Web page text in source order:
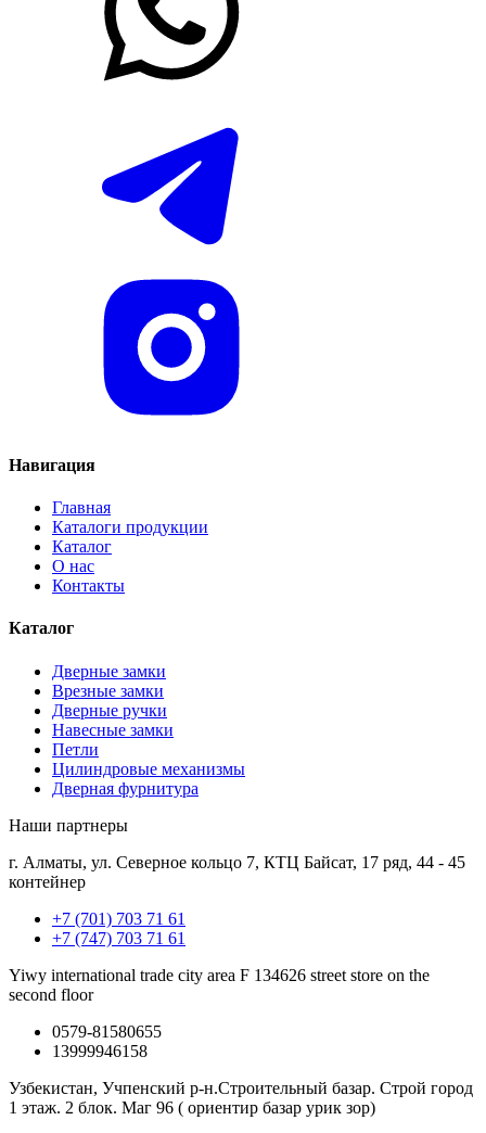
Навигация
Главная
Каталоги продукции
Каталог
О нас
Контакты
Каталог
Дверные замки
Врезные замки
Дверные ручки
Навесные замки
Петли
Цилиндровые механизмы
Дверная фурнитура
Наши партнеры
г. Алматы, ул. Северное кольцо 7, КТЦ Байсат, 17 ряд, 44 - 45
контейнер
+7 (701) 703 71 61
+7 (747) 703 71 61
Yiwy international trade city area F 134626 street store on the
second floor
0579-81580655
13999946158
Узбекистан, Учпенский р-н.Строительный базар. Строй город
1 этаж. 2 блок. Маг 96 ( ориентир базар урик зор)